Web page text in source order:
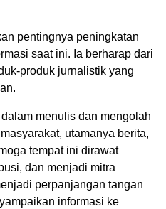
pentingnya peningkatan
saat ini. Ia berharap dari
produk jurnalistik yang
menulis dan mengolah
utamanya berita,
tempat ini dirawat
dan menjadi mitra
perpanjangan tangan
informasi ke